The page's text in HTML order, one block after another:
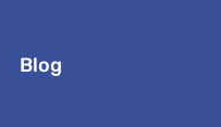
Blog